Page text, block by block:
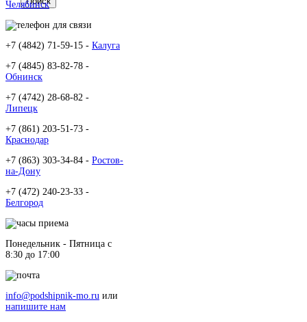
Челябинск
+7 (4842) 71-59-15 - Калуга
+7 (4845) 83-82-78 -
Обнинск
+7 (4742) 28-68-82 -
Липецк
+7 (861) 203-51-73 -
Краснодар
+7 (863) 303-34-84 - Ростов-
на-Дону
+7 (472) 240-23-33 -
Белгород
Понедельник - Пятница c
8:30 до 17:00
info@podshipnik-mo.ru или
напишите нам